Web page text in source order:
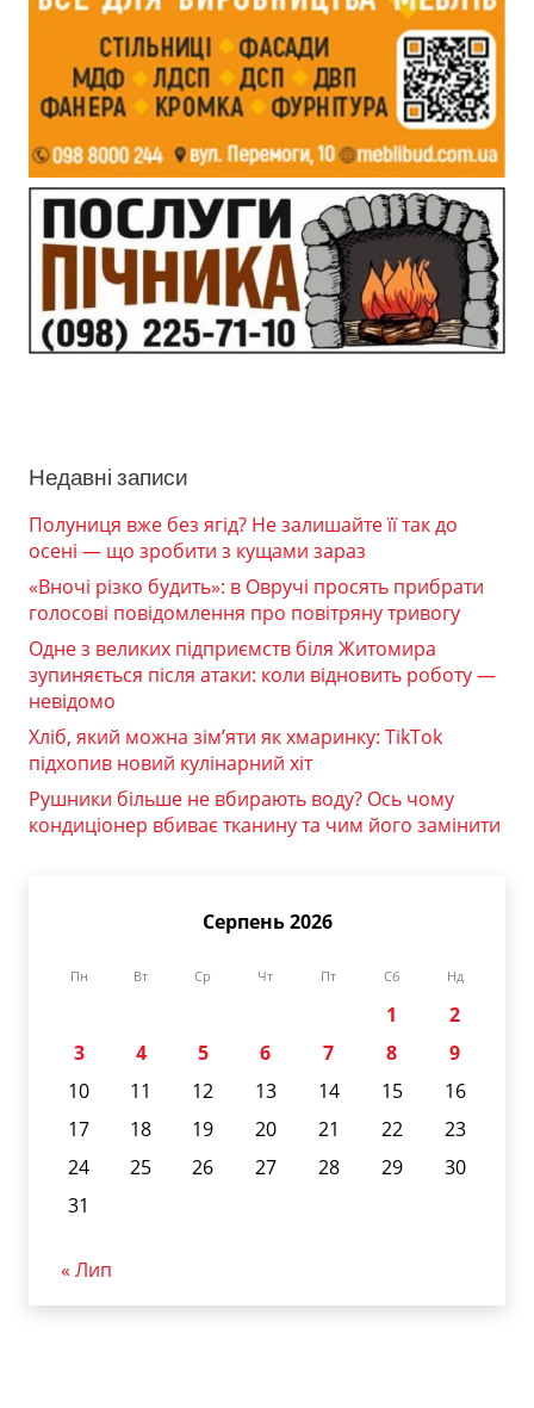
Недавні записи
Полуниця вже без ягід? Не залишайте її так до
осені — що зробити з кущами зараз
«Вночі різко будить»: в Овручі просять прибрати
голосові повідомлення про повітряну тривогу
Одне з великих підприємств біля Житомира
зупиняється після атаки: коли відновить роботу —
невідомо
Хліб, який можна зім’яти як хмаринку: TikTok
підхопив новий кулінарний хіт
Рушники більше не вбирають воду? Ось чому
кондиціонер вбиває тканину та чим його замінити
Серпень 2026
Пн Вт Ср Чт Пт Сб Нд
1
2
3
4 5 6 7 8
9
10
11 12 13 14 15
16
17
18 19 20 21 22
23
24
25 26 27 28 29
30
31
« Лип